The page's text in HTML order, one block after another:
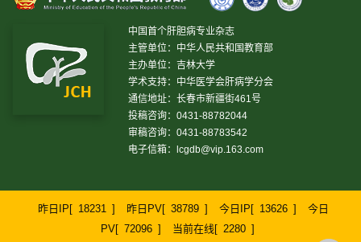
中国首个肝胆病专业杂志
主管单位：中华人民共和国教育部
主办单位：吉林大学
学术支持：中华医学会肝病学分会
通信地址：长春市新疆街461号
投稿咨询：0431-88782044
审稿咨询：0431-88783542
电子信箱：
lcgdb@vip.163.com
昨日IP[ 18231 ] 昨日PV[ 38789 ] 今日IP[ 13626 ]
今日
PV[ 72096 ] 当前在线[ 2280 ]